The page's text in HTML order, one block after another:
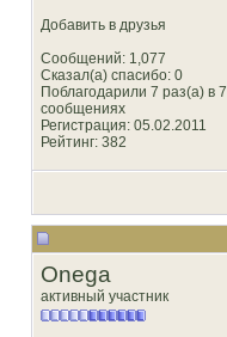
Добавить в друзья
Сообщений: 1,077
Сказал(а) спасибо: 0
Поблагодарили 7 раз(а) в 7
сообщениях
Регистрация: 05.02.2011
Рейтинг: 382
Onega
активный участник